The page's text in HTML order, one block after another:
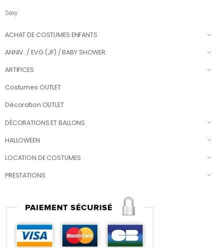
Sexy
ACHAT DE COSTUMES ENFANTS
ANNIV. / EVG (JF) / BABY SHOWER
ARTIFICES
Costumes OUTLET
Décoration OUTLET
DÉCORATIONS ET BALLONS
HALLOWEEN
LOCATION DE COSTUMES
PRESTATIONS